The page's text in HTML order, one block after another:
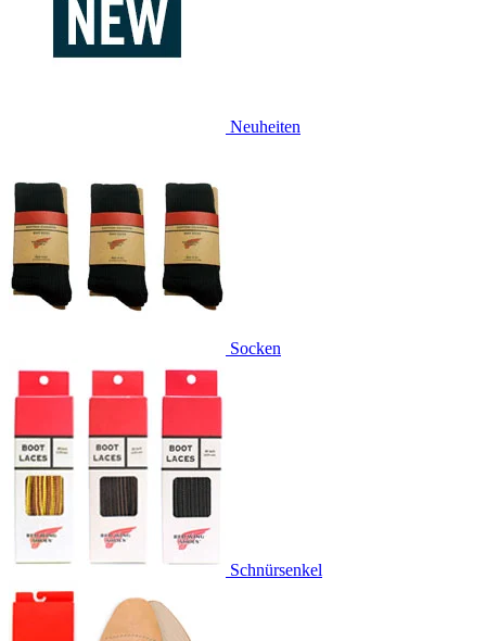
Neuheiten
Socken
Schnürsenkel